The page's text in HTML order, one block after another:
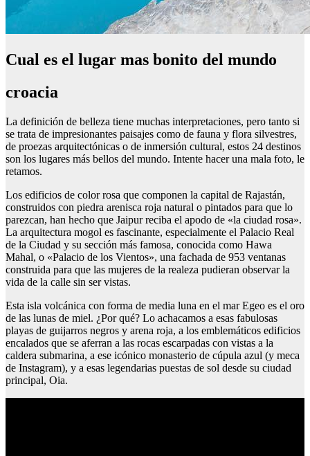
Cual es el lugar mas bonito del mundo
croacia
La definición de belleza tiene muchas interpretaciones, pero tanto si
se trata de impresionantes paisajes como de fauna y flora silvestres,
de proezas arquitectónicas o de inmersión cultural, estos 24 destinos
son los lugares más bellos del mundo. Intente hacer una mala foto, le
retamos.
Los edificios de color rosa que componen la capital de Rajastán,
construidos con piedra arenisca roja natural o pintados para que lo
parezcan, han hecho que Jaipur reciba el apodo de «la ciudad rosa».
La arquitectura mogol es fascinante, especialmente el Palacio Real
de la Ciudad y su sección más famosa, conocida como Hawa
Mahal, o «Palacio de los Vientos», una fachada de 953 ventanas
construida para que las mujeres de la realeza pudieran observar la
vida de la calle sin ser vistas.
Esta isla volcánica con forma de media luna en el mar Egeo es el oro
de las lunas de miel. ¿Por qué? Lo achacamos a esas fabulosas
playas de guijarros negros y arena roja, a los emblemáticos edificios
encalados que se aferran a las rocas escarpadas con vistas a la
caldera submarina, a ese icónico monasterio de cúpula azul (y meca
de Instagram), y a esas legendarias puestas de sol desde su ciudad
principal, Oia.